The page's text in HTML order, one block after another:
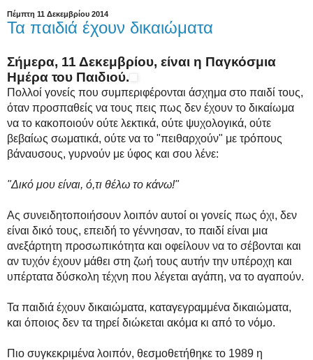
Πέμπτη 11 Δεκεμβρίου 2014
Τα παιδιά έχουν δικαιώματα
Σήμερα, 11 Δεκεμβρίου, είναι η Παγκόσμια
Ημέρα του Παιδιού.
Πολλοί γονείς που συμπεριφέρονται άσχημα στο παιδί τους,
όταν προσπαθείς να τους πεις πως δεν έχουν το δικαίωμα
να το κακοποιούν ούτε λεκτικά, ούτε ψυχολογικά, ούτε
βεβαίως σωματικά, ούτε να το "πειθαρχούν" με τρόπους
βάναυσους, γυρνούν με ύφος και σου λένε:
"Δικό μου είναι, ό,τι θέλω το κάνω!"
Ας συνειδητοποιήσουν λοιπόν αυτοί οι γονείς πως όχι, δεν
είναι δικό τους, επειδή το γέννησαν, το παιδί είναι μια
ανεξάρτητη προσωπικότητα και οφείλουν να το σέβονται και
αν τυχόν έχουν μάθει στη ζωή τους αυτήν την υπέροχη και
υπέρτατα δύσκολη τέχνη που λέγεται αγάπη, να το αγαπούν.
Τα παιδιά έχουν δικαιώματα, καταγεγραμμένα δικαιώματα,
και όποιος δεν τα τηρεί διώκεται ακόμα κι από το νόμο.
Πιο συγκεκριμένα λοιπόν, θεσμοθετήθηκε το 1989 η